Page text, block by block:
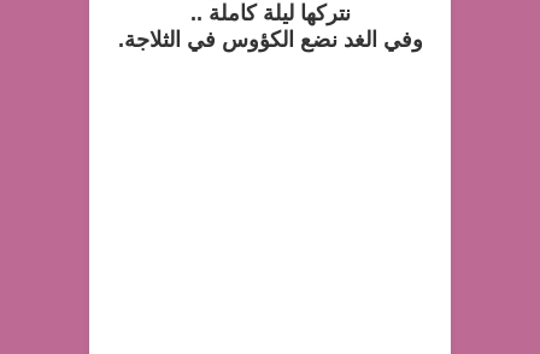
نتركها ليلة كاملة ..
وفي الغد نضع الكؤوس في الثلاجة.